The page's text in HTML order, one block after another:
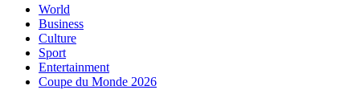
World
Business
Culture
Sport
Entertainment
Coupe du Monde 2026